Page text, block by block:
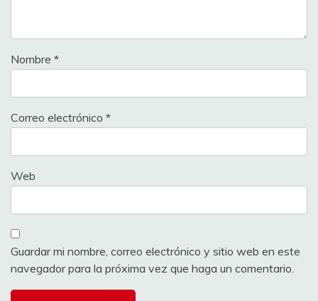
Nombre *
Correo electrónico *
Web
Guardar mi nombre, correo electrónico y sitio web en este
navegador para la próxima vez que haga un comentario.